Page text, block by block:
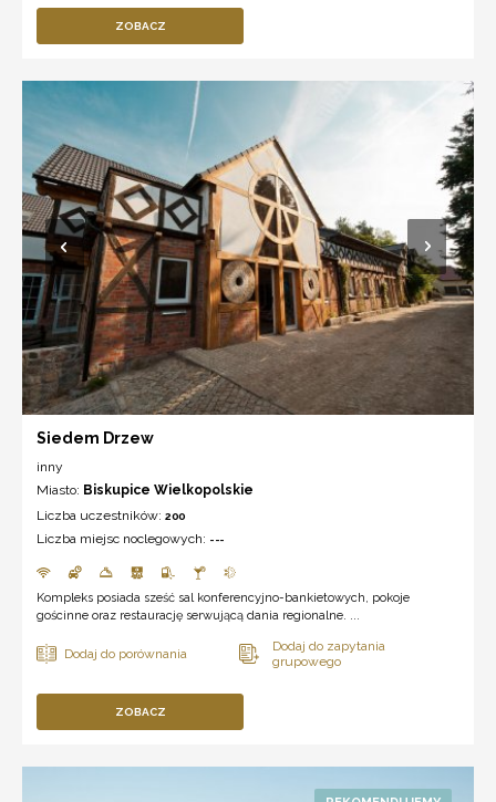
ZOBACZ
Siedem Drzew
inny
Miasto: Biskupice Wielkopolskie
Liczba uczestników: 200
Liczba miejsc noclegowych: ---
Kompleks posiada sześć sal konferencyjno-bankietowych, pokoje
gościnne oraz restaurację serwującą dania regionalne. ...
ZOBACZ